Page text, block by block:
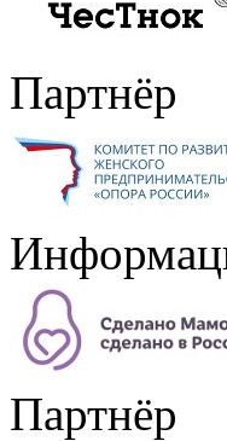
Партнёр
Партнёр